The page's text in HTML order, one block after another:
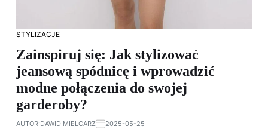
STYLIZACJE
Zainspiruj się: Jak stylizować
jeansową spódnicę i wprowadzić
modne połączenia do swojej
garderoby?
AUTOR:DAWID MIELCARZ 2025-05-25